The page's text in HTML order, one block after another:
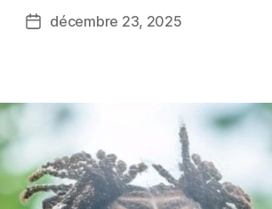
Datedécembre 23, 2025